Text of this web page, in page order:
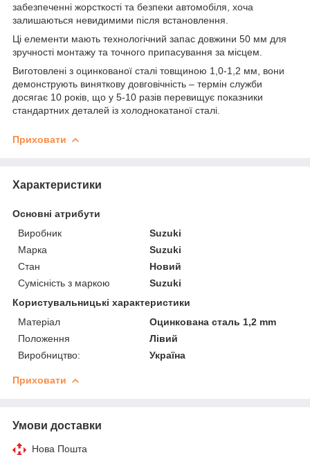
забезпеченні жорсткості та безпеки автомобіля, хоча
залишаються невидимими після встановлення.
Ці елементи мають технологічний запас довжини 50 мм для
зручності монтажу та точного припасування за місцем.
Виготовлені з оцинкованої сталі товщиною 1,0-1,2 мм, вони
демонструють виняткову довговічність – термін служби
досягає 10 років, що у 5-10 разів перевищує показники
стандартних деталей із холоднокатаної сталі.
Приховати
Характеристики
Основні атрибути
Виробник
Suzuki
Марка
Suzuki
Стан
Новий
Сумісність з маркою
Suzuki
Користувальницькі характеристики
Матеріал
Оцинкована сталь 1,2 mm
Положення
Лівий
Виробництво:
Україна
Приховати
Умови доставки
Нова Пошта